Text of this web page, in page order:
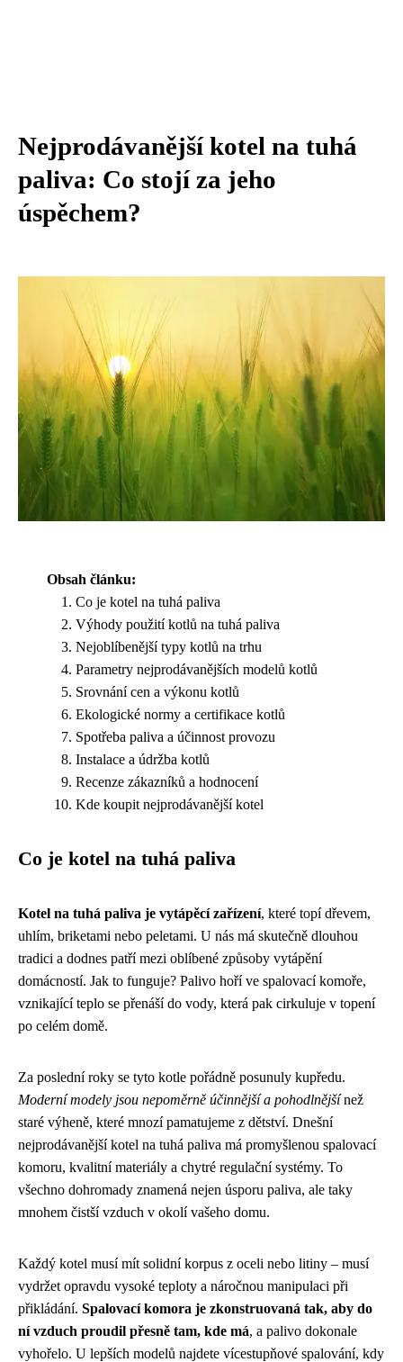
Nejprodávanější kotel na tuhá
paliva: Co stojí za jeho
úspěchem?
Obsah článku:
Co je kotel na tuhá paliva
Výhody použití kotlů na tuhá paliva
Nejoblíbenější typy kotlů na trhu
Parametry nejprodávanějších modelů kotlů
Srovnání cen a výkonu kotlů
Ekologické normy a certifikace kotlů
Spotřeba paliva a účinnost provozu
Instalace a údržba kotlů
Recenze zákazníků a hodnocení
Kde koupit nejprodávanější kotel
Co je kotel na tuhá paliva
Kotel na tuhá paliva je vytápěcí zařízení, které topí dřevem,
uhlím, briketami nebo peletami. U nás má skutečně dlouhou
tradici a dodnes patří mezi oblíbené způsoby vytápění
domácností. Jak to funguje? Palivo hoří ve spalovací komoře,
vznikající teplo se přenáší do vody, která pak cirkuluje v topení
po celém domě.
Za poslední roky se tyto kotle pořádně posunuly kupředu.
Moderní modely jsou nepoměrně účinnější a pohodlnějšínež
staré výheně, které mnozí pamatujeme z dětství. Dnešní
nejprodávanější kotel na tuhá paliva má promyšlenou spalovací
komoru, kvalitní materiály a chytré regulační systémy. To
všechno dohromady znamená nejen úsporu paliva, ale taky
mnohem čistší vzduch v okolí vašeho domu.
Každý kotel musí mít solidní korpus z oceli nebo litiny – musí
vydržet opravdu vysoké teploty a náročnou manipulaci při
přikládání. Spalovací komora je zkonstruovaná tak, aby do
ní vzduch proudil přesně tam, kde má, a palivo dokonale
vyhořelo. U lepších modelů najdete vícestupňové spalování, kdy